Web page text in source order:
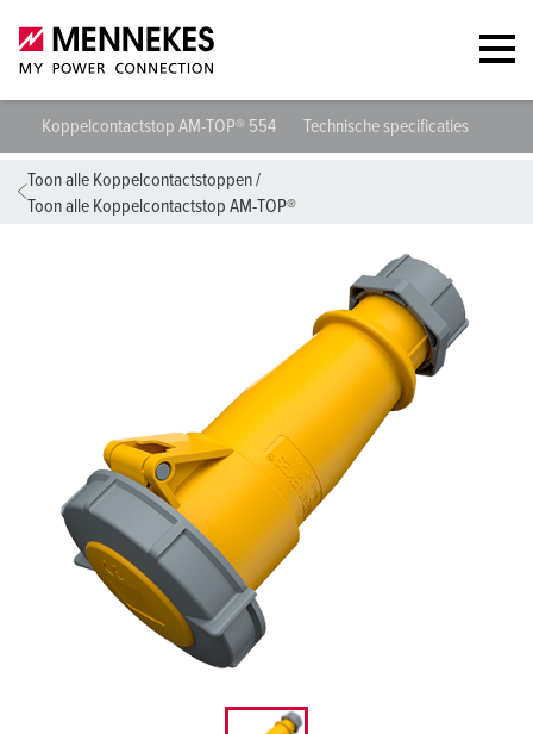
Koppelcontactstop AM-TOP® 554 Technische specificaties
Toon alle Koppelcontactstoppen/
Toon alle Koppelcontactstop AM-TOP®